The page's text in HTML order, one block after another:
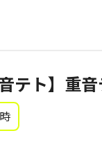
テト】重